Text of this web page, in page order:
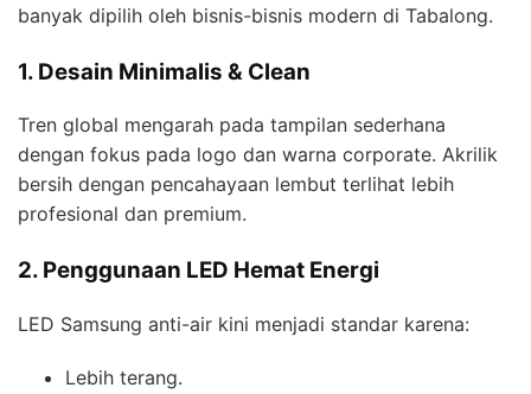
banyak dipilih oleh bisnis-bisnis modern di Tabalong.
1. Desain Minimalis & Clean
Tren global mengarah pada tampilan sederhana
dengan fokus pada logo dan warna corporate. Akrilik
bersih dengan pencahayaan lembut terlihat lebih
profesional dan premium.
2. Penggunaan LED Hemat Energi
LED Samsung anti-air kini menjadi standar karena:
Lebih terang.